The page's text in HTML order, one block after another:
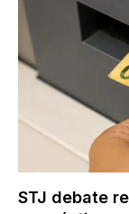
STJ debate